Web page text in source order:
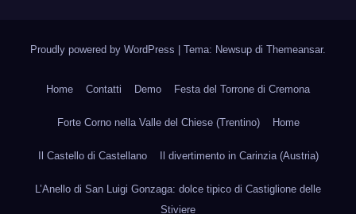
Proudly powered by WordPress Tema: Newsup di Themeansar.
Home Contatti Demo Festa del Torrone di Cremona
Forte Corno nella Valle del Chiese (Trentino) Home
Il Castello di Castellano Il divertimento in Carinzia (Austria)
L’Anello di San Luigi Gonzaga: dolce tipico di Castiglione delle
Stiviere